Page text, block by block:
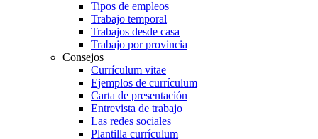
Tipos de empleos
Trabajo temporal
Trabajos desde casa
Trabajo por provincia
Consejos
Currículum vitae
Ejemplos de currículum
Carta de presentación
Entrevista de trabajo
Las redes sociales
Plantilla currículum